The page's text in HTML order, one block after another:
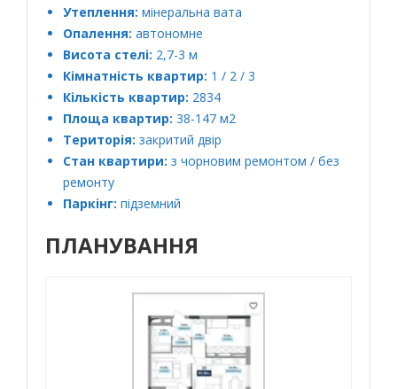
Утеплення: мінеральна вата
Опалення: автономне
Висота стелі: 2,7-3 м
Кімнатність квартир: 1 / 2 / 3
Кількість квартир: 2834
Площа квартир: 38-147 м2
Територія: закритий двір
Стан квартири: з чорновим ремонтом / без
ремонту
Паркінг: підземний
ПЛАНУВАННЯ